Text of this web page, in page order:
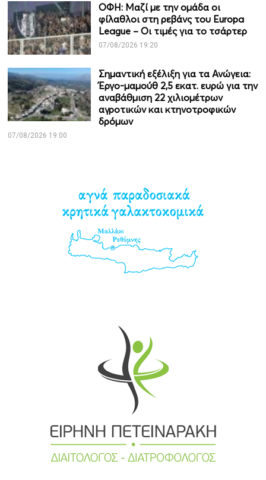
ΟΦΗ: Μαζί με την ομάδα οι
φίλαθλοι στη ρεβάνς του Europa
League – Οι τιμές για το τσάρτερ
07/08/2026 19:20
Σημαντική εξέλιξη για τα Ανώγεια:
Έργο-μαμούθ 2,5 εκατ. ευρώ για την
αναβάθμιση 22 χιλιομέτρων
αγροτικών και κτηνοτροφικών
δρόμων
07/08/2026 19:00